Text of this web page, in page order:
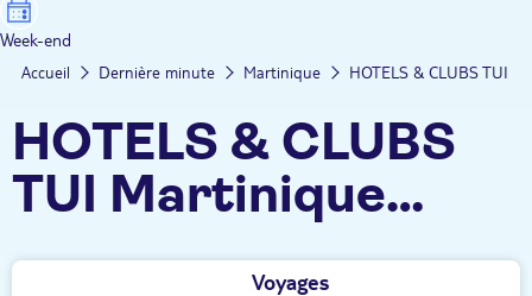
Week-end
Accueil Dernière minute Martinique HOTELS & CLUBS TUI
HOTELS & CLUBS
TUI Martinique
dernière minute
Voyages